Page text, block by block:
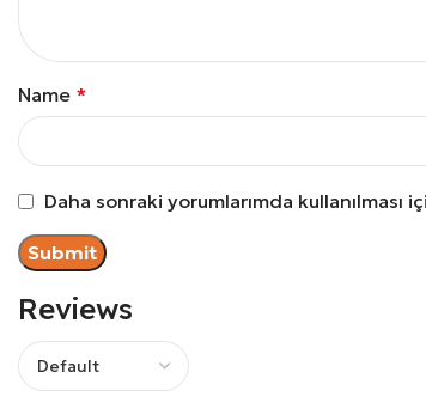
Reviews
Name *
Daha sonraki yorumlarımda